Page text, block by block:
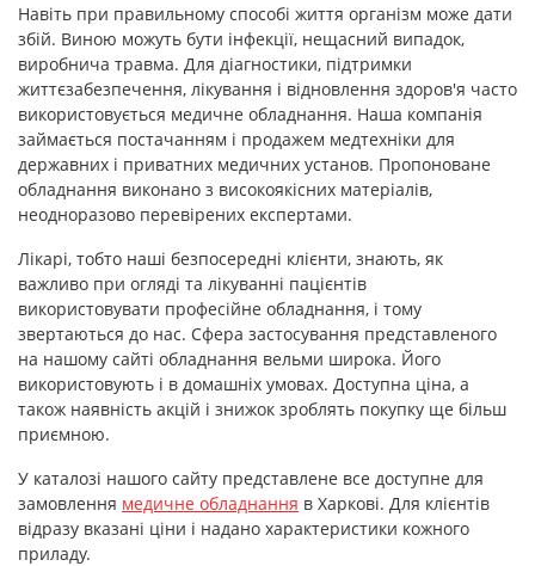
Навіть при правильному способі життя організм може дати
збій. Виною можуть бути інфекції, нещасний випадок,
виробнича травма. Для діагностики, підтримки
життєзабезпечення, лікування і відновлення здоров'я часто
використовується медичне обладнання. Наша компанія
займається постачанням і продажем медтехніки для
державних і приватних медичних установ. Пропоноване
обладнання виконано з високоякісних матеріалів,
неодноразово перевірених експертами.
Лікарі, тобто наші безпосередні клієнти, знають, як
важливо при огляді та лікуванні пацієнтів
використовувати професійне обладнання, і тому
звертаються до нас. Сфера застосування представленого
на нашому сайті обладнання вельми широка. Його
використовують і в домашніх умовах. Доступна ціна, а
також наявність акцій і знижок зроблять покупку ще більш
приємною.
У каталозі нашого сайту представлене все доступне для
замовлення медичне обладнання в Харкові. Для клієнтів
відразу вказані ціни і надано характеристики кожного
приладу.